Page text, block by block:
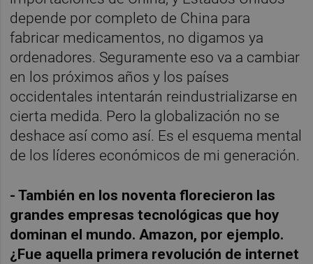
depende por completo de China para
fabricar medicamentos, no digamos ya
ordenadores. Seguramente eso va a cambiar
en los próximos años y los países
occidentales intentarán reindustrializarse en
cierta medida. Pero la globalización no se
deshace así como así. Es el esquema mental
de los líderes económicos de mi generación.
- También en los noventa florecieron las
grandes empresas tecnológicas que hoy
dominan el mundo. Amazon, por ejemplo.
¿Fue aquella primera revolución de internet